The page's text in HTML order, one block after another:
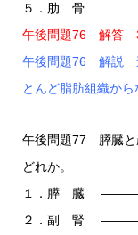
５．肋 骨
午後問題76 解答
午後問題76 解説
とんど脂肪組織から
午後問題77 膵臓と
どれか。
１．膵 臓 ―――
２．副 腎 ―――